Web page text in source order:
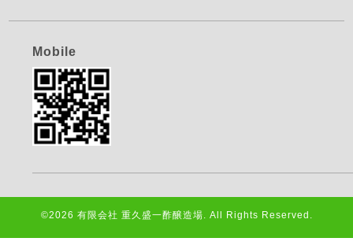
Mobile
©2026 有限会社 重久盛一酢醸造場. All Rights Reserved.